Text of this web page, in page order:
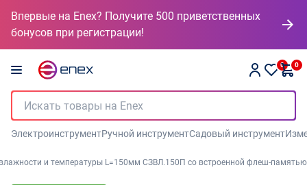
Впервые на Enex? Получите 500 приветственных
бонусов при регистрации!
0 0
ЭлектроинструментРучной инструментСадовый инструмент
и температуры L=150мм СЗВЛ.150П со встроенной флеш-памятью